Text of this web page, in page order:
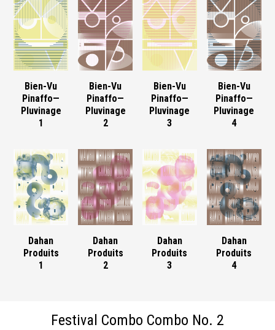
Bien-Vu
Pinaffo—
Pluvinage
1
Bien-Vu
Pinaffo—
Pluvinage
2
Bien-Vu
Pinaffo—
Pluvinage
3
Bien-Vu
Pinaffo—
Pluvinage
4
Dahan
Produits
1
Dahan
Produits
2
Dahan
Produits
3
Dahan
Produits
4
Festival Combo Combo No. 2